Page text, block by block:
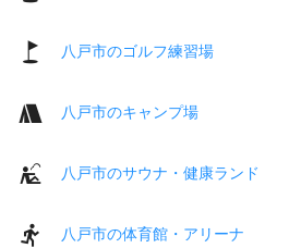
八戸市のゴルフ練習場
八戸市のキャンプ場
八戸市のサウナ・健康ランド
八戸市の体育館・アリーナ